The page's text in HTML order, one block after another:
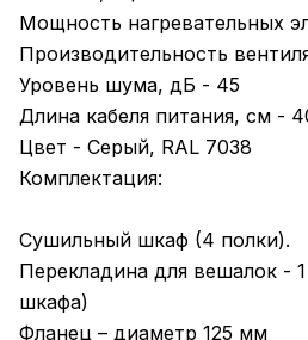
Мощность нагревательных
Производительность
Уровень шума, дБ - 45
Длина кабеля питания, см -
Цвет - Серый, RAL 7038
Комплектация:
Сушильный шкаф (4 полки).
Перекладина для вешалок -
шкафа)
Фланец – диаметр 125 мм